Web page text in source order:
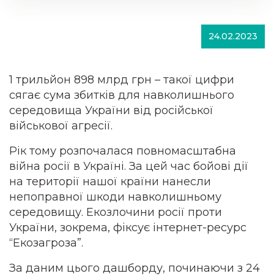
24.02.2023
1 трильйон 898 млрд грн – такої цифри
сягає сума збитків для навколишнього
середовища України від російської
військової агресії.
Рік тому розпочалася повномасштабна
війна росії в Україні. За цей час бойові дії
на території нашої країни нанесли
непоправної шкоди навколишньому
середовищу. Екозлочини росії проти
України, зокрема, фіксує інтернет-ресурс
“Екозагроза”.
За даним цього дашборду, починаючи з 24